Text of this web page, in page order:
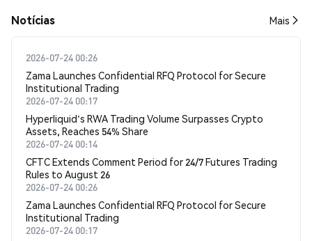
​​Notícias​​ Mais
2026-07-24 00:26
Zama Launches Confidential RFQ Protocol for Secure
Institutional Trading
2026-07-24 00:17
Hyperliquid's RWA Trading Volume Surpasses Crypto
Assets, Reaches 54% Share
2026-07-24 00:14
CFTC Extends Comment Period for 24/7 Futures Trading
Rules to August 26
2026-07-24 00:26
Zama Launches Confidential RFQ Protocol for Secure
Institutional Trading
2026-07-24 00:17